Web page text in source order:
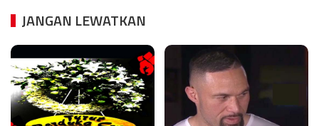
JANGAN LEWATKAN